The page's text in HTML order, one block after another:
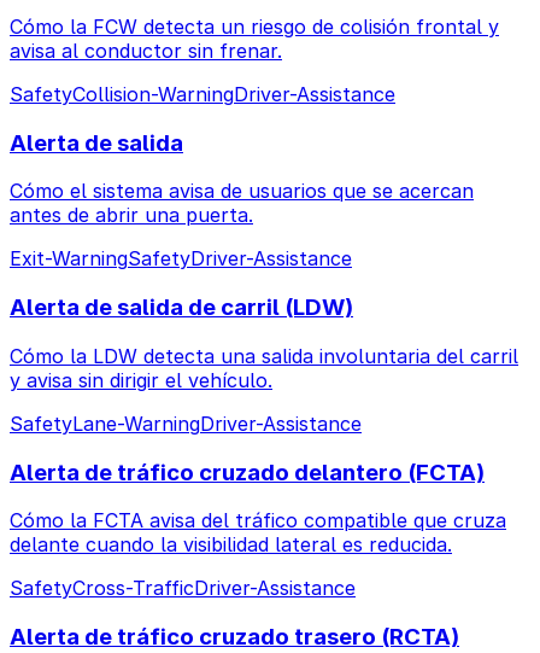
Cómo la FCW detecta un riesgo de colisión frontal y
avisa al conductor sin frenar.
SafetyCollision-WarningDriver-Assistance
Alerta de salida
Cómo el sistema avisa de usuarios que se acercan
antes de abrir una puerta.
Exit-WarningSafetyDriver-Assistance
Alerta de salida de carril (LDW)
Cómo la LDW detecta una salida involuntaria del carril
y avisa sin dirigir el vehículo.
SafetyLane-WarningDriver-Assistance
Alerta de tráfico cruzado delantero (FCTA)
Cómo la FCTA avisa del tráfico compatible que cruza
delante cuando la visibilidad lateral es reducida.
SafetyCross-TrafficDriver-Assistance
Alerta de tráfico cruzado trasero (RCTA)